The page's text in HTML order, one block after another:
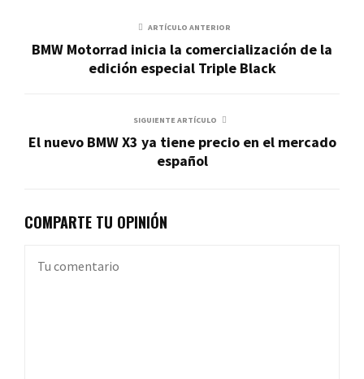
ARTÍCULO ANTERIOR
BMW Motorrad inicia la comercialización de la
edición especial Triple Black
SIGUIENTE ARTÍCULO
El nuevo BMW X3 ya tiene precio en el mercado
español
COMPARTE TU OPINIÓN